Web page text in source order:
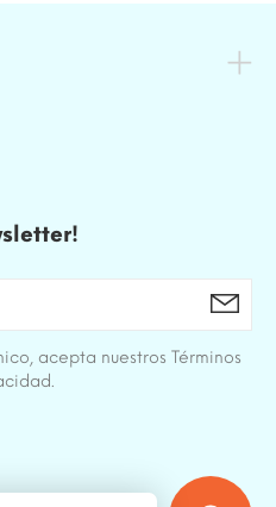
acepta nuestros Términos